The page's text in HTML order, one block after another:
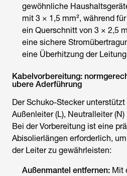
gewöhnliche
mit 3 × 1,5 mm², während
ein Querschnitt von 3 × 2,5
eine sichere
eine Überhitzung der
Kabelvorbereitung:
ubere Aderführung
Der Schuko-Stecker
Außenleiter (L), Neutralleiter
Bei der Vorbereitung ist eine
Abisolierlängen erforderlich,
der Leiter zu gewährleisten:
Außenmantel entfernen: Mit